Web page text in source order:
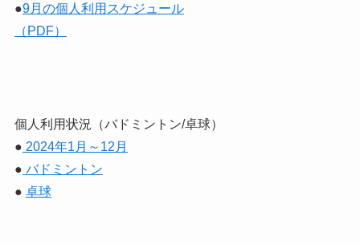
●9月の個人利用スケジュール
（PDF）
個人利用状況（バドミントン/卓球）
● 2024年1月～12月
● バドミントン
● 卓球